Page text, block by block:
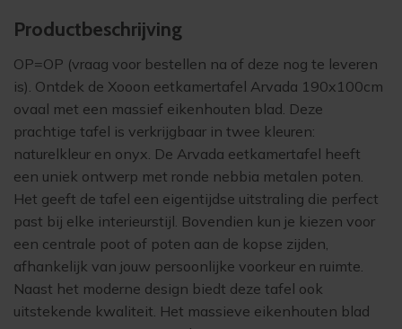
Product­beschrijving
OP=OP (vraag voor bestellen na of deze nog te leveren
is). Ontdek de Xooon eetkamertafel Arvada 190x100cm
ovaal met een massief eikenhouten blad. Deze
prachtige tafel is verkrijgbaar in twee kleuren:
naturelkleur en onyx. De Arvada eetkamertafel heeft
een uniek ontwerp met ronde nebbia metalen poten.
Het geeft de tafel een eigentijdse uitstraling die perfect
past bij elke interieurstijl. Bovendien kun je kiezen voor
een centrale poot of poten aan de kopse zijden,
afhankelijk van jouw persoonlijke voorkeur en ruimte.
Naast het moderne design biedt deze tafel ook
uitstekende kwaliteit. Het massieve eikenhouten blad